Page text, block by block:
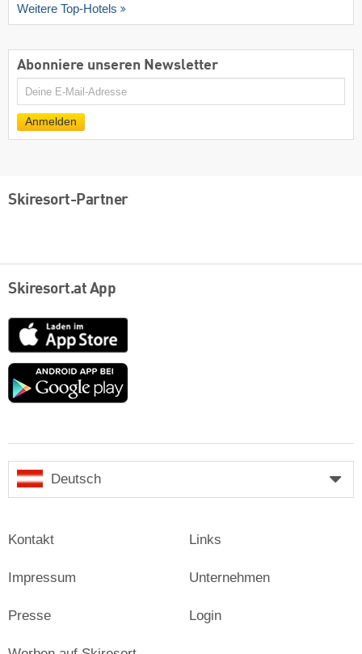
Weitere Top-Hotels
Abonniere unseren Newsletter
E-
Mail
Anmelden
Skiresort-Partner
Skiresort.at App
App
Store
Google
Deutsch
Kontakt
Impressum
Presse
Links
Unternehmen
Login